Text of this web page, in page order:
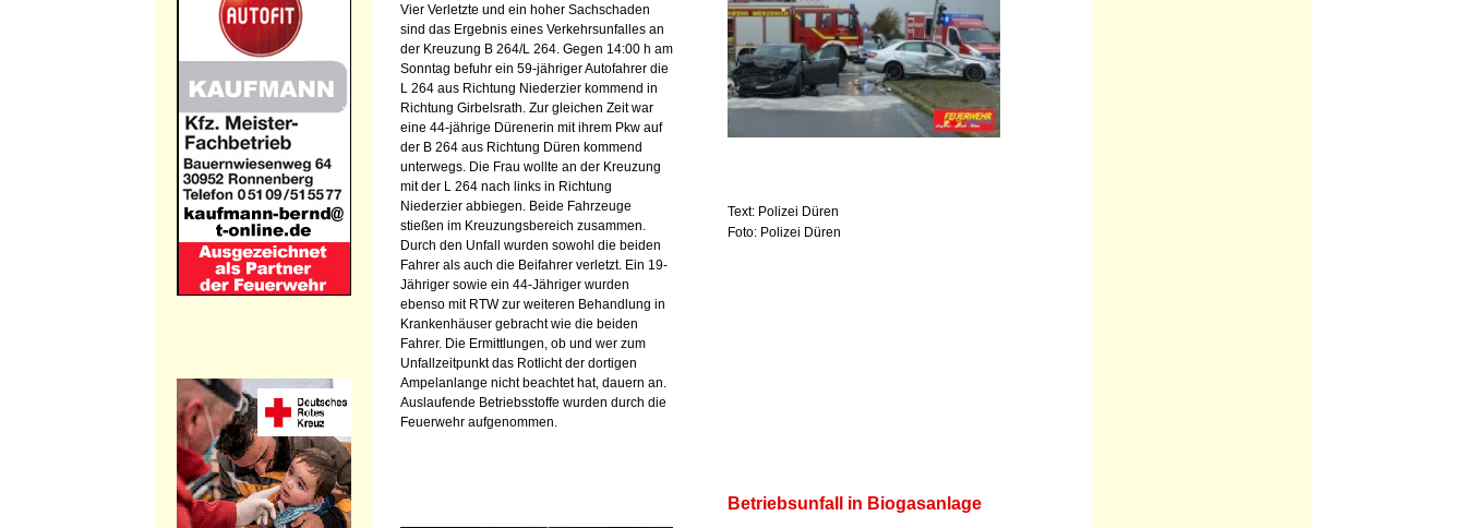
Text: Polizei Düren
Foto: Polizei Düren
Vier Verletzte und ein hoher Sachschaden
sind das Ergebnis eines Verkehrsunfalles an
der Kreuzung B 264/L 264. Gegen 14:00 h am
Sonntag befuhr ein 59-jähriger Autofahrer die
L 264 aus Richtung Niederzier kommend in
Richtung Girbelsrath. Zur gleichen Zeit war
eine 44-jährige Dürenerin mit ihrem Pkw auf
der B 264 aus Richtung Düren kommend
unterwegs. Die Frau wollte an der Kreuzung
mit der L 264 nach links in Richtung
Niederzier abbiegen. Beide Fahrzeuge
stießen im Kreuzungsbereich zusammen.
Durch den Unfall wurden sowohl die beiden
Fahrer als auch die Beifahrer verletzt. Ein 19-
Jähriger sowie ein 44-Jähriger wurden
ebenso mit RTW zur weiteren Behandlung in
Krankenhäuser gebracht wie die beiden
Fahrer. Die Ermittlungen, ob und wer zum
Unfallzeitpunkt das Rotlicht der dortigen
Ampelanlange nicht beachtet hat, dauern an.
Auslaufende Betriebsstoffe wurden durch die
Feuerwehr aufgenommen.
Betriebsunfall in Biogasanlage